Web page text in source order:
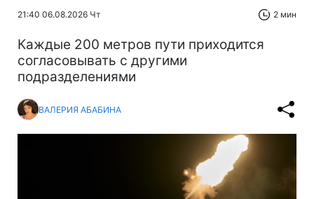
21:40 06.08.2026 Чт 2 мин
Каждые 200 метров пути приходится
согласовывать с другими
подразделениями
ВАЛЕРИЯ АБАБИНА